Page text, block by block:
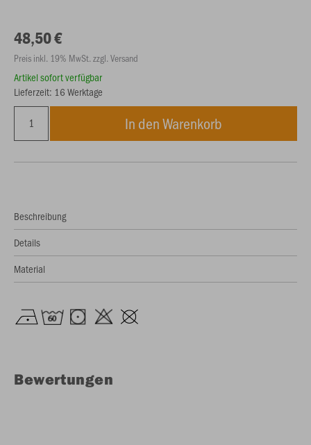
48,50 €
Preis inkl. 19% MwSt. zzgl. Versand
Artikel sofort verfügbar
Lieferzeit: 16 Werktage
In den Warenkorb
Beschreibung
Details
Material
Bewertungen